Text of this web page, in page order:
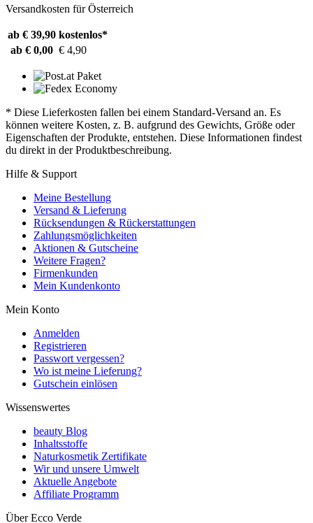
Versandkosten für Österreich
ab € 39,90 kostenlos*
ab € 0,00 € 4,90
* Diese Lieferkosten fallen bei einem Standard-Versand an. Es
können weitere Kosten, z. B. aufgrund des Gewichts, Größe oder
Eigenschaften der Produkte, entstehen. Diese Informationen findest
du direkt in der Produktbeschreibung.
Hilfe & Support
Meine Bestellung
Versand & Lieferung
Rücksendungen & Rückerstattungen
Zahlungsmöglichkeiten
Aktionen & Gutscheine
Weitere Fragen?
Firmenkunden
Mein Kundenkonto
Mein Konto
Anmelden
Registrieren
Passwort vergessen?
Wo ist meine Lieferung?
Gutschein einlösen
Wissenswertes
beauty Blog
Inhaltsstoffe
Naturkosmetik Zertifikate
Wir und unsere Umwelt
Aktuelle Angebote
Affiliate Programm
Über Ecco Verde